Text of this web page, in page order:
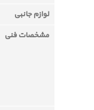
لوازم جانبی
مشخصات فنی